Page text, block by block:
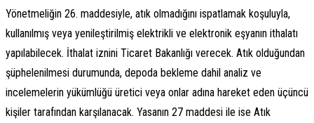
Yönetmeliğin 26. maddesiyle, atık olmadığını ispatlamak koşuluyla,
kullanılmış veya yenileştirilmiş elektrikli ve elektronik eşyanın ithalatı
yapılabilecek. İthalat iznini Ticaret Bakanlığı verecek. Atık olduğundan
şüphelenilmesi durumunda, depoda bekleme dahil analiz ve
incelemelerin yükümlüğü üretici veya onlar adına hareket eden üçüncü
kişiler tarafından karşılanacak. Yasanın 27 maddesi ile ise Atık